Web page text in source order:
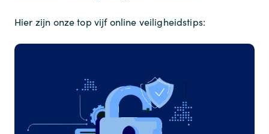
Hier zijn onze top vijf online veiligheidstips: